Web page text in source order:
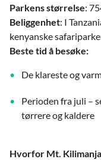
Parkens størrelse:
Beliggenhet: I
kenyanske
Beste tid å besøke:
De klareste og
Perioden fra juli –
tørrere og kaldere
Hvorfor Mt.